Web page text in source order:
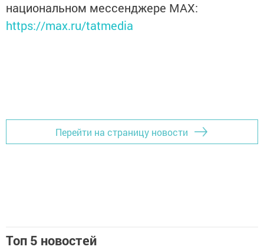
национальном мессенджере MАХ:
https://max.ru/tatmedia
Перейти на страницу новости
Топ 5 новостей